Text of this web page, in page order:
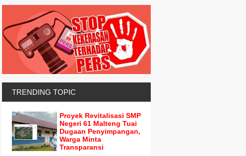
TRENDING TOPIC
Proyek Revitalisasi SMP
Negeri 61 Malteng Tuai
Dugaan Penyimpangan,
Warga Minta
Transparansi